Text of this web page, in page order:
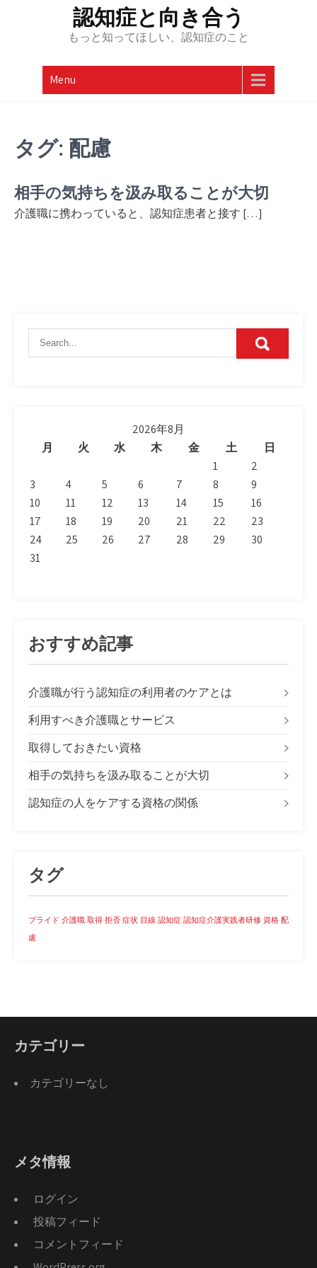
認知症と向き合う
もっと知ってほしい、認知症のこと
Menu
タグ: 配慮
相手の気持ちを汲み取ることが大切
介護職に携わっていると、認知症患者と接す […]
2026年8月
月
火 水 木 金 土
日
1
2
3
4 5 6 7 8
9
10
11 12 13 14 15
16
17
18 19 20 21 22
23
24
25 26 27 28 29
30
31
おすすめ記事
介護職が行う認知症の利用者のケアとは
利用すべき介護職とサービス
取得しておきたい資格
相手の気持ちを汲み取ることが大切
認知症の人をケアする資格の関係
タグ
プライド 介護職 取得 拒否 症状 目線 認知症 認知症介護実践者研修 資格 配
慮
カテゴリー
カテゴリーなし
メタ情報
ログイン
投稿フィード
コメントフィード